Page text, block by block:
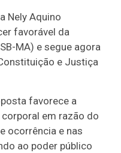
Nely Aquino
favorável da
MA) e segue agora
e Justiça
favorece a
em razão do
ocorrência e nas
ao poder público